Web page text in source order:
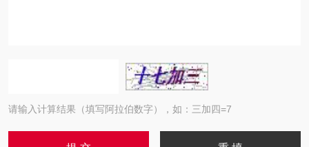
请输入计算结果（填写阿拉伯数字），如：三加四=7